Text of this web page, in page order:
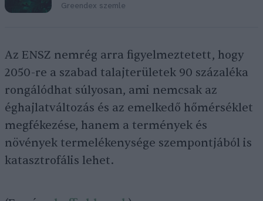
Greendex szemle
Az ENSZ nemrég arra figyelmeztetett, hogy
2050-re a szabad talajterületek 90 százaléka
rongálódhat súlyosan, ami nemcsak az
éghajlatváltozás és az emelkedő hőmérséklet
megfékezése, hanem a termények és
növények termelékenysége szempontjából is
katasztrofális lehet.